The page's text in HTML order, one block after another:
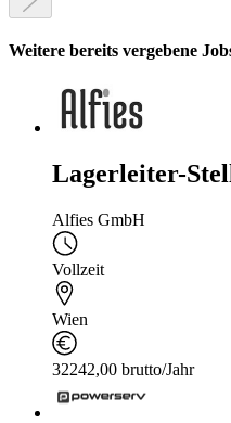
Weitere bereits vergebene
Lagerleiter-
Alfies GmbH
Vollzeit
Wien
32242,00 brutto/Jahr